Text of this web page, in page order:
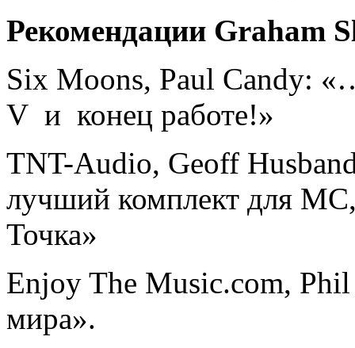
Рекомендации Graham
Six Moons, Paul Candy:
V и конец работе!»
TNT-Audio, Geoff
лучший комплект для
Точка»
Enjoy The Music.com, Phil
мира».